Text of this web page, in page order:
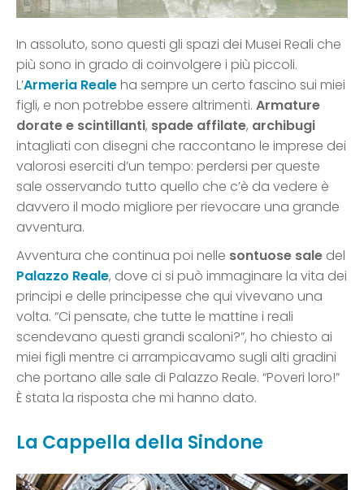
In assoluto, sono questi gli spazi dei Musei Reali che
più sono in grado di coinvolgere i più piccoli.
L’Armeria Realeha sempre un certo fascino sui miei
figli, e non potrebbe essere altrimenti. Armature
dorate e scintillanti, spade affilate, archibugi
intagliati con disegni che raccontano le imprese dei
valorosi eserciti d’un tempo: perdersi per queste
sale osservando tutto quello che c’è da vedere è
davvero il modo migliore per rievocare una grande
avventura.
Avventura che continua poi nelle sontuose sale del
Palazzo Reale, dove ci si può immaginare la vita dei
principi e delle principesse che qui vivevano una
volta. “Ci pensate, che tutte le mattine i reali
scendevano questi grandi scaloni?”, ho chiesto ai
miei figli mentre ci arrampicavamo sugli alti gradini
che portano alle sale di Palazzo Reale. “Poveri loro!”
È stata la risposta che mi hanno dato.
La Cappella della Sindone